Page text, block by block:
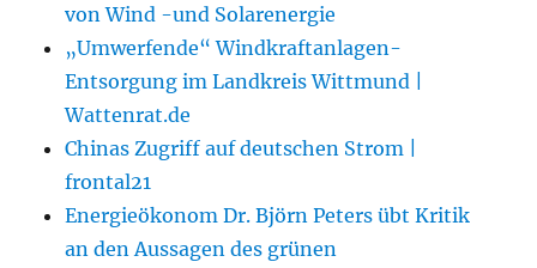
von Wind -und Solarenergie
„Umwerfende“ Windkraftanlagen-
Entsorgung im Landkreis Wittmund |
Wattenrat.de
Chinas Zugriff auf deutschen Strom |
frontal21
Energieökonom Dr. Björn Peters übt Kritik
an den Aussagen des grünen